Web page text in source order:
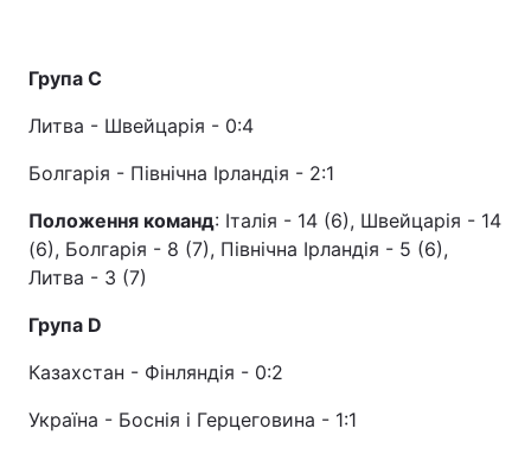
Група С
Литва - Швейцарія - 0:4
Болгарія - Північна Ірландія - 2:1
Положення команд: Італія - 14 (6), Швейцарія - 14
(6), Болгарія - 8 (7), Північна Ірландія - 5 (6),
Литва - 3 (7)
Група D
Казахстан - Фінляндія - 0:2
Україна - Боснія і Герцеговина - 1:1